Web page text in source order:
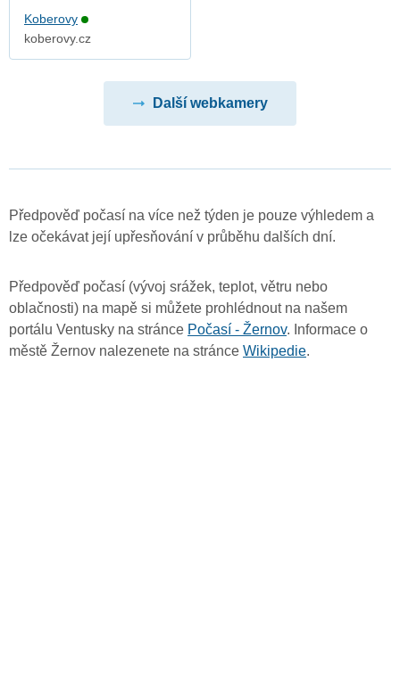
Koberovy
koberovy.cz
Další webkamery
Předpověď počasí na více než týden je pouze výhledem a
lze očekávat její upřesňování v průběhu dalších dní.
Předpověď počasí (vývoj srážek, teplot, větru nebo
oblačnosti) na mapě si můžete prohlédnout na našem
portálu Ventusky na stránce Počasí - Žernov. Informace o
městě Žernov nalezenete na stránce Wikipedie.